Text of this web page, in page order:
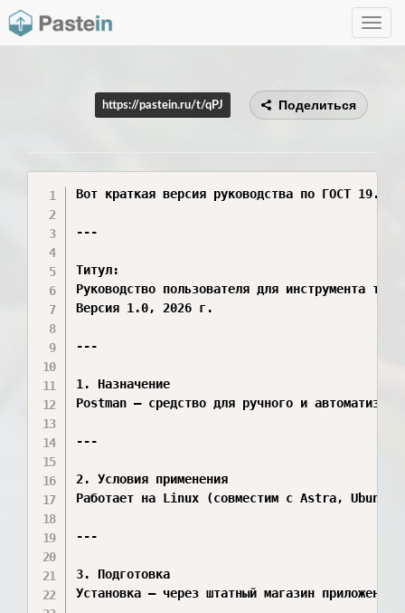
Toggle
https://pastein.ru/t/qPJ Поделиться
Вот краткая версия руководства по ГОСТ
---
Титул:
Руководство пользователя для инструмента
Версия 1.0, 2026 г.
---
1. Назначение
Postman — средство для ручного и
---
2. Условия применения
Работает на Linux (совместим с Astra, Ubuntu,
---
3. Подготовка
Установка — через штатный магазин